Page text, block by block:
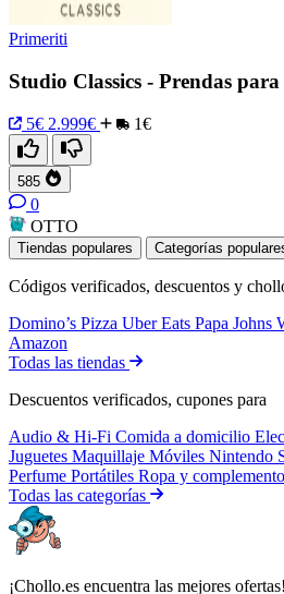
Primeriti
Studio Classics - Prendas
5€ 2.999€ 1€
585
0
OTTO
Tiendas populares Categorías
Códigos verificados, descuentos y
Domino’s Pizza Uber Eats Papa Johns
Amazon
Todas las tiendas
Descuentos verificados, cupones para
Audio & Hi-Fi Comida a domicilio
Juguetes Maquillaje Móviles Nintendo
Perfume Portátiles Ropa y
Todas las categorías
¡Chollo.es encuentra las mejores